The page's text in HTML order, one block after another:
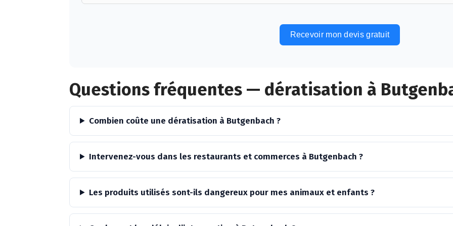
Recevoir mon devis gratuit
Questions fréquentes — dératisation à
Combien coûte une dératisation à Butgenbach ?
Intervenez-vous dans les restaurants et commerces à Butgenbach ?
Les produits utilisés sont-ils dangereux pour mes animaux et enfants ?